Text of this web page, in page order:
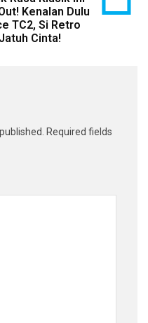
Kenalan Dulu
TC2, Si Retro
Cinta!
Required fields